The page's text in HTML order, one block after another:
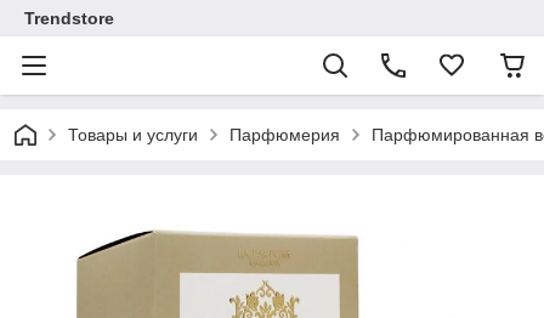
Trendstore
Товары и услуги Парфюмерия Парфюмированная